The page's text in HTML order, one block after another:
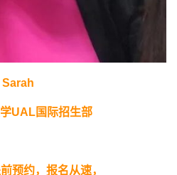
Sarah
UAL国际招生部
预约，报名从速，